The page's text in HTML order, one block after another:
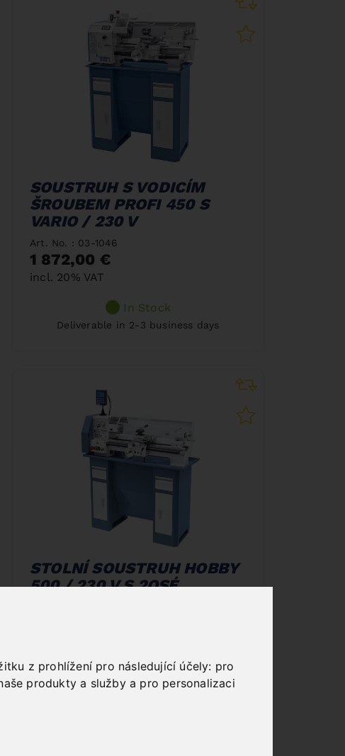
z prohlížení pro následující účely: pro
produkty a služby a pro personalizaci
SOUSTRUH S VODICÍM
ŠROUBEM PROFI 450 S
VARIO / 230 V
Art. No. : 03-1046
1 872,00 €
incl. 20% VAT
In Stock
Deliverable in 2-3 business days
STOLNÍ SOUSTRUH HOBBY
500 / 230 V S 2OSÉ
2 184,00 €
incl. 20% VAT